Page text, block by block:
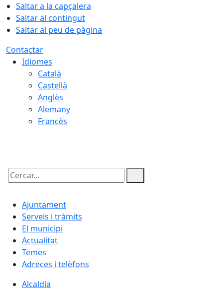
Saltar a la capçalera
Saltar al contingut
Saltar al peu de pàgina
Contactar
Idiomes
Català
Castellà
Anglès
Alemany
Francès
Cercar:
Ajuntament
Serveis i tràmits
El municipi
Actualitat
Temes
Adreces i telèfons
Alcaldia